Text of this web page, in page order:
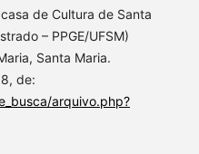
de Cultura de Santa
– PPGE/UFSM)
Santa Maria.
de:
arquivo.php?